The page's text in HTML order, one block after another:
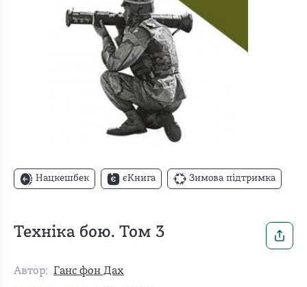
Нацкешбек єКнига Зимова підтримка
Техніка бою. Том 3
Автор: Ганс фон Дах